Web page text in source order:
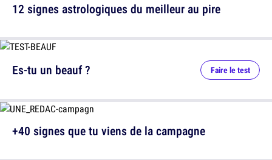
12 signes astrologiques du meilleur au pire
Es-tu un beauf ? Faire le test
+40 signes que tu viens de la campagne